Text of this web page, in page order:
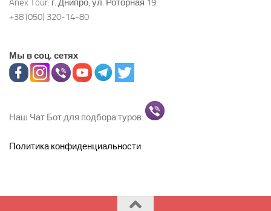
Anex Tour: г. Днипро, ул. Роторная 19
+38 (050) 320-14-80
Мы в соц. сетях
Наш Чат Бот для подбора туров:
Политика конфиденциальности